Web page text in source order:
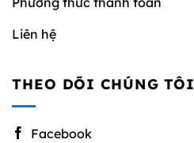
Liên hệ
THEO DÕI CHÚNG TÔI
Facebook